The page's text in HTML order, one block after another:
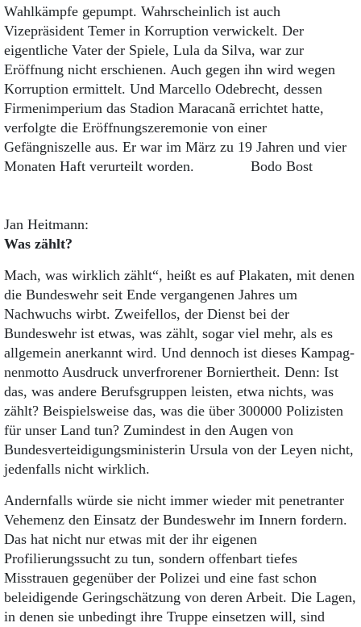
Wahlkämpfe gepumpt. Wahrscheinlich ist auch
Vizepräsident Temer in Korruption verwickelt. Der
eigentliche Vater der Spiele, Lula da Silva, war zur
Eröffnung nicht erschienen. Auch gegen ihn wird wegen
Korruption ermittelt. Und Marcello Odebrecht, dessen
Firmenimperium das Stadion Maracanã errichtet hatte,
verfolgte die Eröffnungszeremonie von einer
Gefängniszelle aus. Er war im März zu 19 Jahren und vier
Monaten Haft verurteilt worden. Bodo Bost
Jan Heitmann:
Was zählt?
Mach, was wirklich zählt“, heißt es auf Plakaten, mit denen
die Bundeswehr seit Ende vergangenen Jahres um
Nachwuchs wirbt. Zweifellos, der Dienst bei der
Bundeswehr ist etwas, was zählt, sogar viel mehr, als es
allgemein anerkannt wird. Und dennoch ist dieses Kampag­
nenmotto Ausdruck unverfrorener Borniertheit. Denn: Ist
das, was andere Berufsgruppen leisten, etwa nichts, was
zählt? Beispielsweise das, was die über 300000 Polizisten
für unser Land tun? Zumindest in den Augen von
Bundesverteidigungsministerin Ursula von der Leyen nicht,
jedenfalls nicht wirklich.
Andernfalls würde sie nicht immer wieder mit penetranter
Vehemenz den Einsatz der Bundeswehr im Innern fordern.
Das hat nicht nur etwas mit der ihr eigenen
Profilierungssucht zu tun, sondern offenbart tiefes
Misstrauen gegenüber der Polizei und eine fast schon
beleidigende Geringschätzung von deren Arbeit. Die Lagen,
in denen sie unbedingt ihre Truppe einsetzen will, sind